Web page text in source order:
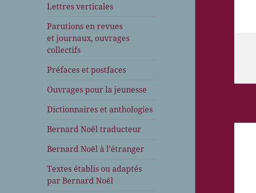
Lettres verticales
Parutions en revues
et journaux, ouvrages
collectifs
Préfaces et postfaces
Ouvrages pour la jeunesse
Dictionnaires et anthologies
Bernard Noël traducteur
Bernard Noël à l’étranger
Textes établis ou adaptés
par Bernard Noël